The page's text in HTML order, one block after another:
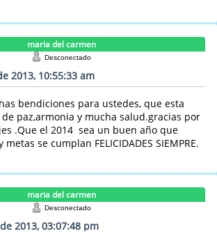
maria del carmen
Desconectado
2013, 10:55:33 am
bendiciones para ustedes, que esta
paz,armonia y mucha salud.gracias por
.Que el 2014 sea un buen año que
se cumplan FELICIDADES SIEMPRE.
maria del carmen
Desconectado
2013, 03:07:48 pm